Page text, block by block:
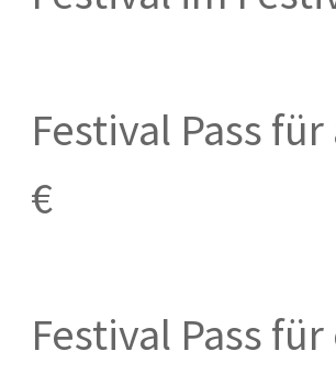
Festival Pass
€
Festival Pass